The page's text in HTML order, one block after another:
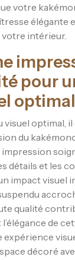
votre
élégante
votre intérieur.
pour
optimal, il
du
impression
détails et les
impact visuel
qualité
l’élégance de
expérience
décoré